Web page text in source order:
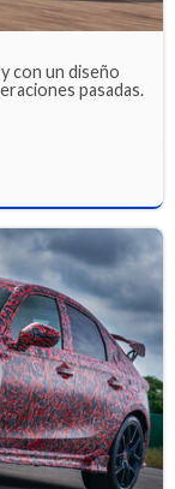
con un diseño
pasadas.